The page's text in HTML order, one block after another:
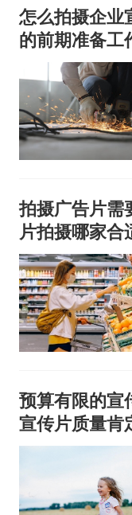
怎么拍摄企业
的前期准备工
拍摄广告片需
片拍摄哪家合
预算有限的宣
宣传片质量肯